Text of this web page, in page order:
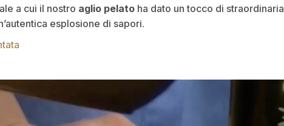
a cui il nostro aglio pelato ha dato un tocco di straordinaria
esplosione di sapori.